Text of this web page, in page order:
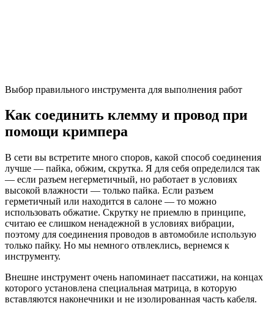
Выбор правильного инструмента для выполнения работ
Как соединить клемму и провод при
помощи кримпера
В сети вы встретите много споров, какой способ соединения
лучше — пайка, обжим, скрутка. Я для себя определился так
— если разъем негерметичный, но работает в условиях
высокой влажности — только пайка. Если разъем
герметичный или находится в салоне — то можно
использовать обжатие. Скрутку не приемлю в принципе,
считаю ее слишком ненадежной в условиях вибрации,
поэтому для соединения проводов в автомобиле использую
только пайку. Но мы немного отвлеклись, вернемся к
инструменту.
Внешне инструмент очень напоминает пассатижи, на концах
которого установлена специальная матрица, в которую
вставляются наконечники и не изолированная часть кабеля.